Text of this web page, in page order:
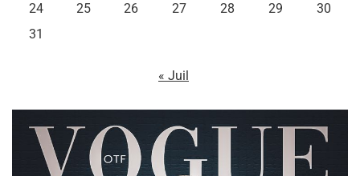
24
25 26 27 28 29
30
31
« Juil